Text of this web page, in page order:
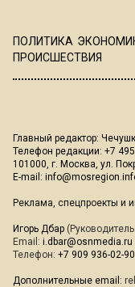
ПОЛИТИКА
ПРОИСШЕСТВИЯ
Главный редактор:
Телефон редакции: +7
101000, г. Москва, ул.
E-mail:
Реклама, спецпроекты и
Игорь Дбар
Email: i.dbar@osnmedia.ru
Телефон: +7 909 936-02-90
Дополнительные email: